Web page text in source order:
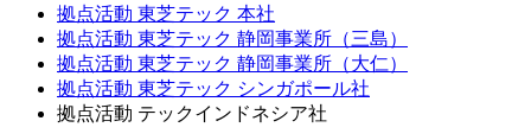
拠点活動 東芝テック 本社
拠点活動 東芝テック 静岡事業所（三島）
拠点活動 東芝テック 静岡事業所（大仁）
拠点活動 東芝テック シンガポール社
拠点活動 テックインドネシア社